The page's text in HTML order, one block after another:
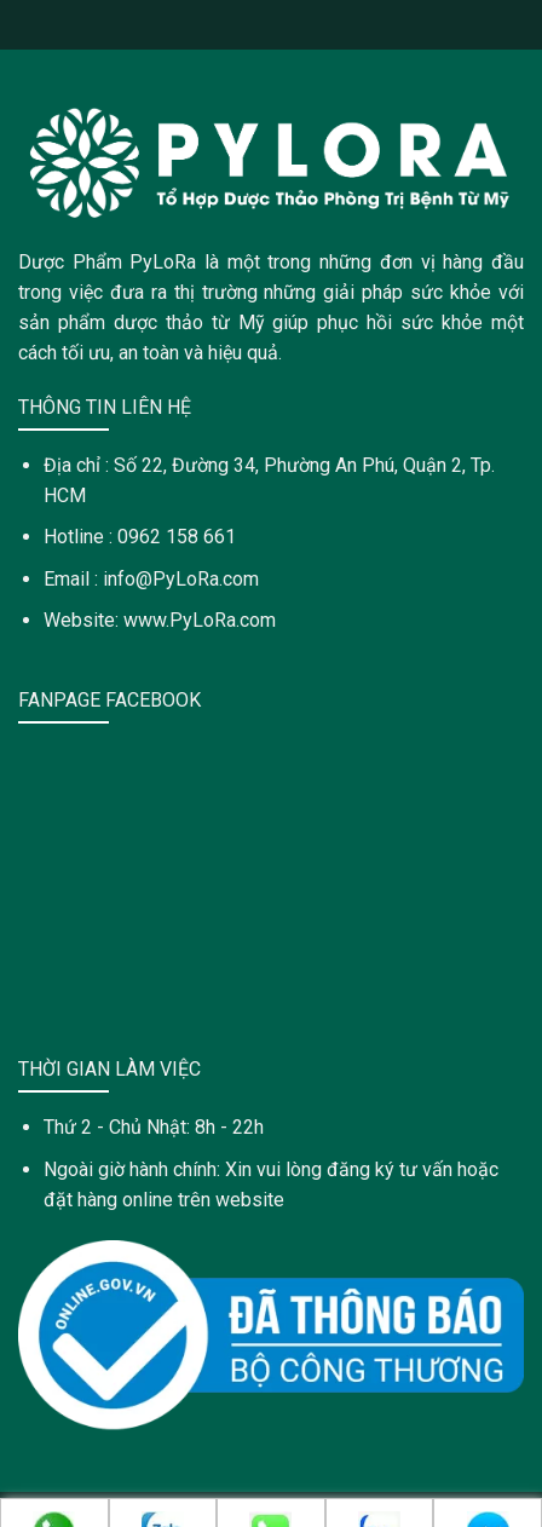
Dược Phẩm PyLoRa là một trong những đơn vị hàng đầu
trong việc đưa ra thị trường những giải pháp sức khỏe với
sản phẩm dược thảo từ Mỹ giúp phục hồi sức khỏe một
cách tối ưu, an toàn và hiệu quả.
THÔNG TIN LIÊN HỆ
Địa chỉ : Số 22, Đường 34, Phường An Phú, Quận 2, Tp.
HCM
Hotline : 0962 158 661
Email : info@PyLoRa.com
Website: www.PyLoRa.com
FANPAGE FACEBOOK
THỜI GIAN LÀM VIỆC
Thứ 2 - Chủ Nhật: 8h - 22h
Ngoài giờ hành chính: Xin vui lòng đăng ký tư vấn hoặc
đặt hàng online trên website
Copyright 2021 © Trang web này được sở hữu và quản lý bởi: